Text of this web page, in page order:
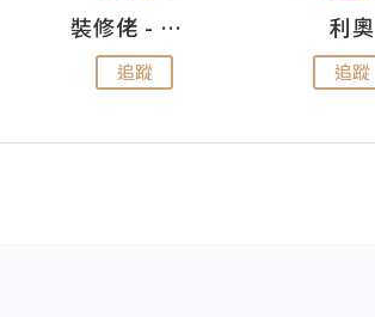
裝修佬 - 香港一站式網上裝修平台
追蹤
利奧
追蹤